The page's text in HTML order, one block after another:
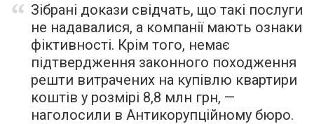
Зібрані докази свідчать, що такі послуги
не надавалися, а компанії мають ознаки
фіктивності. Крім того, немає
підтвердження законного походження
решти витрачених на купівлю квартири
коштів у розмірі 8,8 млн грн, —
наголосили в Антикорупційному бюро.